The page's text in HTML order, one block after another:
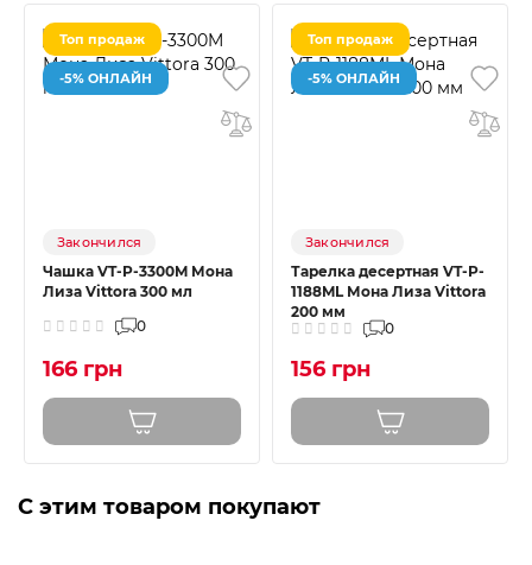
Топ продаж
-5% ОНЛАЙН
Закончился
Чашка VT-P-3300M Мона
Лиза Vittora 300 мл
0
166 грн
Топ продаж
-5% ОНЛАЙН
Закончился
Тарелка десертная VT-P-
1188ML Мона Лиза Vittora
200 мм
0
156 грн
С этим товаром покупают